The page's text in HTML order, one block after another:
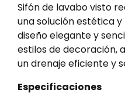
Sifón de lavabo visto
una solución estética
diseño elegante y
estilos de decoración,
un drenaje eficiente y
Especificaciones